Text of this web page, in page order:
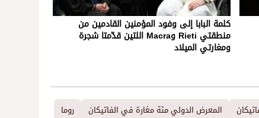
كلمة البابا إلى وفود المؤمنين القادمين من
منطقتي Rieti وMacra اللتين قدّمتا شجرة
ومغارتي الميلاد
المعرض الدولي مئة مغارة في الفاتيكان روما